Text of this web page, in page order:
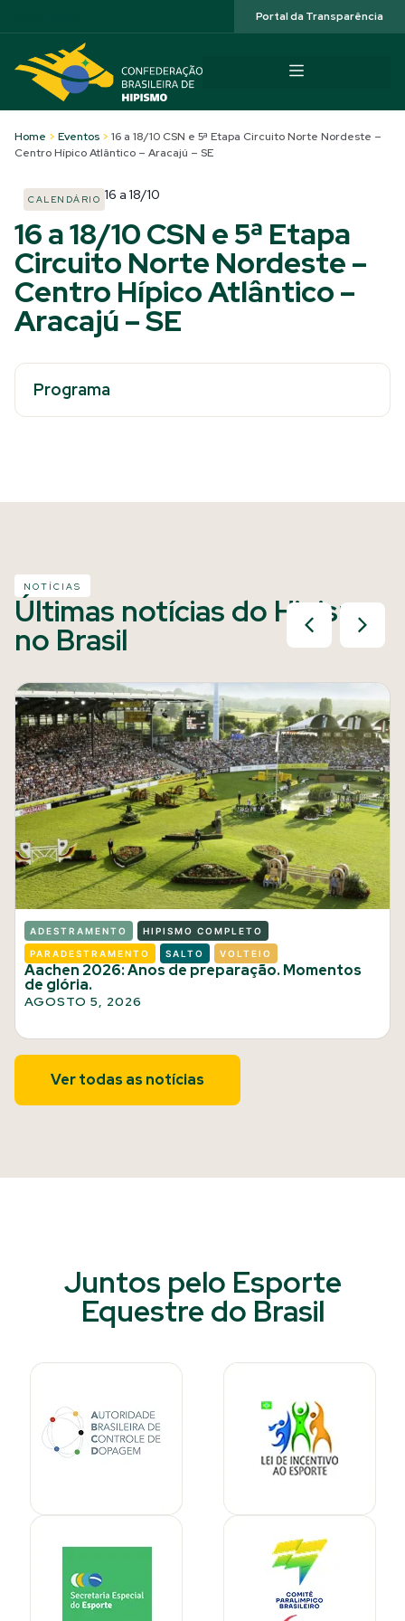
Portal da Transparência
Home > Eventos > 16 a 18/10 CSN e 5ª Etapa Circuito Norte Nordeste –
Centro Hípico Atlântico – Aracajú – SE
CALENDÁRIO 16 a 18/10
16 a 18/10 CSN e 5ª Etapa
Circuito Norte Nordeste –
Centro Hípico Atlântico –
Aracajú – SE
Programa
NOTÍCIAS
Últimas notícias do Hipismo
no Brasil
ADESTRAMENTO HIPISMO COMPLETO
PARADESTRAMENTO SALTO VOLTEIO
Aachen 2026: Anos de preparação. Momentos
de glória.
AGOSTO 5, 2026
Ver todas as notícias
Juntos pelo Esporte
Equestre do Brasil​